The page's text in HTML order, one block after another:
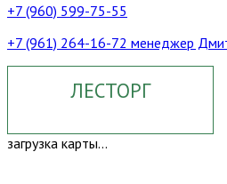
+7 (960) 599-75-55
+7 (961) 264-16-72 менеджер
ЛЕСТОРГ
загрузка карты...